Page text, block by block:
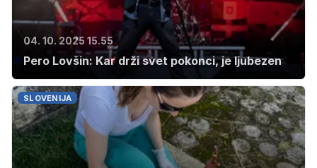
04. 10. 2025 15.55
Pero Lovšin: Kar drži svet pokonci, je ljubezen
SLOVENIJA